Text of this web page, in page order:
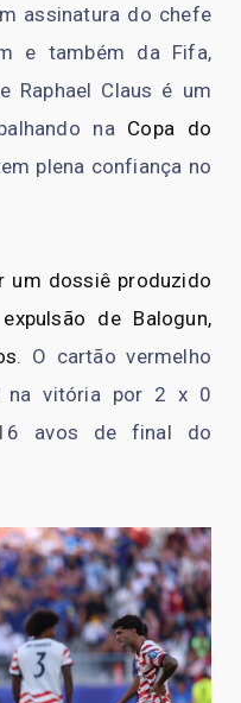
assinatura do chefe
e também da Fifa,
Raphael Claus é um
na Copa do
plena confiança no
um dossiê produzido
de Balogun,
. O cartão vermelho
na vitória por 2 x 0
avos de final do